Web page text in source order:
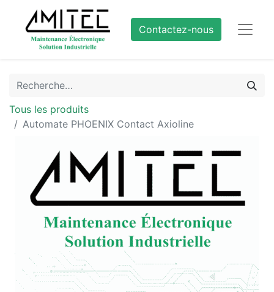
Contactez-nous
Tous les produits
Automate PHOENIX Contact Axioline